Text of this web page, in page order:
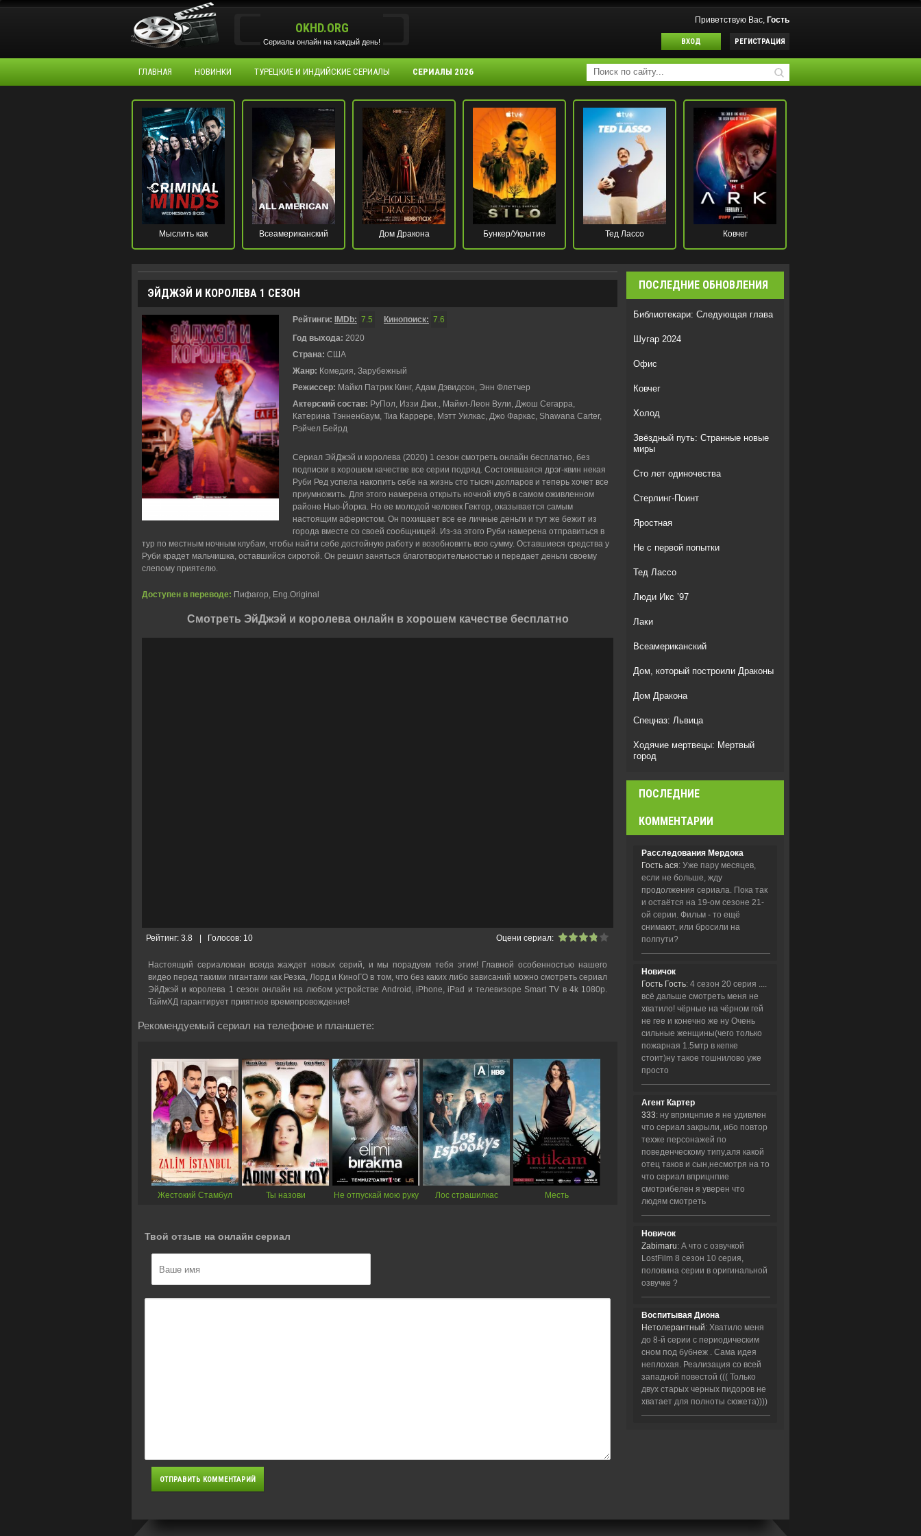
OKHD.ORG
Сериалы онлайн на каждый день!
Приветствую Вас, Гость
ВХОД РЕГИСТРАЦИЯ
ГЛАВНАЯ НОВИНКИ ТУРЕЦКИЕ И ИНДИЙСКИЕ СЕРИАЛЫ СЕРИАЛЫ 2026
Мыслить как
преступник
Всеамериканский Дом Дракона Бункер/Укрытие Тед Лассо Ковчег
ЭЙДЖЭЙ И КОРОЛЕВА 1 СЕЗОН
Рейтинги: IMDb: 7.5 Кинопоиск: 7.6
Год выхода: 2020
Страна: США
Жанр: Комедия, Зарубежный
Режиссер: Майкл Патрик Кинг, Адам Дэвидсон, Энн Флетчер
Актерский состав: РуПол, Иззи Джи., Майкл-Леон Вули, Джош Сегарра,
Катерина Тэнненбаум, Тиа Каррере, Мэтт Уилкас, Джо Фаркас, Shawana Carter,
Рэйчел Бейрд
Сериал ЭйДжэй и королева (2020) 1 сезон смотреть онлайн бесплатно, без
подписки в хорошем качестве все серии подряд. Состоявшаяся дрэг-квин некая
Руби Ред успела накопить себе на жизнь сто тысяч долларов и теперь хочет все
приумножить. Для этого намерена открыть ночной клуб в самом оживленном
районе Нью-Йорка. Но ее молодой человек Гектор, оказывается самым
настоящим аферистом. Он похищает все ее личные деньги и тут же бежит из
города вместе со своей сообщницей. Из-за этого Руби намерена отправиться в
тур по местным ночным клубам, чтобы найти себе достойную работу и возобновить всю сумму. Оставшиеся средства у
Руби крадет мальчишка, оставшийся сиротой. Он решил заняться благотворительностью и передает деньги своему
слепому приятелю.
Доступен в переводе: Пифагор, Eng.Original
Смотреть ЭйДжэй и королева онлайн в хорошем качестве бесплатно
Оцени сериал:
Рейтинг: 3.8 Голосов: 10
Настоящий сериаломан всегда жаждет новых серий, и мы порадуем тебя этим! Главной особенностью нашего
видео перед такими гигантами как Резка, Лорд и КиноГО в том, что без каких либо зависаний можно смотреть cериал
ЭйДжэй и королева 1 сезон онлайн на любом устройстве Android, iPhone, iPad и телевизоре Smart TV в 4k 1080p.
ТаймХД гарантирует приятное времяпровождение!
Рекомендуемый сериал на телефоне и планшете:
Жестокий Стамбул Ты назови Не отпускай мою руку Лос страшилкас Месть
Твой отзыв на онлайн сериал
ПОСЛЕДНИЕ ОБНОВЛЕНИЯ
Библиотекари: Следующая глава
Шугар 2024
Офис
Ковчег
Холод
Звёздный путь: Странные новые
миры
Сто лет одиночества
Стерлинг-Поинт
Яростная
Не с первой попытки
Тед Лассо
Люди Икс ’97
Лаки
Всеамериканский
Дом, который построили Драконы
Дом Дракона
Спецназ: Львица
Ходячие мертвецы: Мертвый
город
Вестис
ПОСЛЕДНИЕ
КОММЕНТАРИИ
Расследования Мердока
Гость ася: Уже пару месяцев,
если не больше, жду
продолжения сериала. Пока так
и остаётся на 19-ом сезоне 21-
ой серии. Фильм - то ещё
снимают, или бросили на
полпути?
Новичок
Гость Гость: 4 сезон 20 серия ....
всё дальше смотреть меня не
хватило! чёрные на чёрном гей
не гее и конечно же ну Очень
сильные женщины(чего только
пожарная 1.5мтр в кепке
стоит)ну такое тошнилово уже
просто
Агент Картер
333: ну вприцнпие я не удивлен
что сериал закрыли, ибо повтор
техже персонажей по
поведенческому типу,аля какой
отец таков и сын,несмотря на то
что сериал вприцнпие
смотрибелен я уверен что
людям смотреть
Новичок
Zabimaru: А что с озвучкой
LostFilm 8 сезон 10 серия,
половина серии в оригинальной
озвучке ?
Воспитывая Диона
Нетолерантный: Хватило меня
до 8-й серии с периодическим
сном под бубнеж . Сама идея
неплохая. Реализация со всей
западной повестой ((( Только
двух старых черных пидоров не
хватает для полноты сюжета))))